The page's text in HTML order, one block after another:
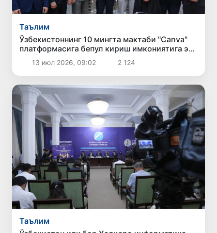
Таълим
Ўзбекистоннинг 10 мингта мактаби "Canva"
платформасига бепул кириш имкониятига эга
бўлади13 июл 2026, 09:02 2 124
Таълим